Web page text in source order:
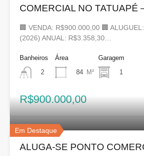
COMERCIAL NO TATUAPÉ
🏢 VENDA: R$900.000,00 🏢
(2026) ANUAL: R$3.358,30…
Banheiros
2
Área
84 M²
Garagem
1
R$900.000,00
Em Destaque
ALUGA-SE PONTO